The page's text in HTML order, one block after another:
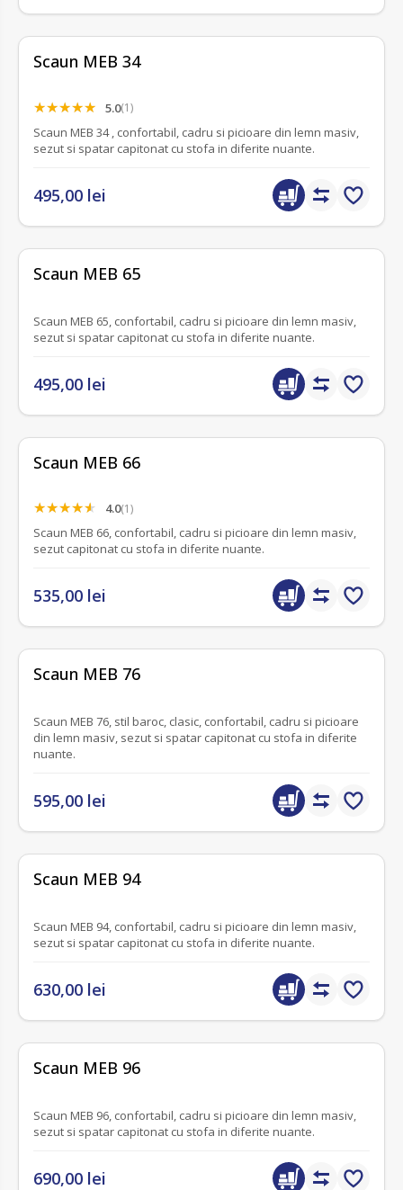
Scaun MEB 34
5.0(1)
Scaun MEB 34 , confortabil, cadru si picioare din lemn masiv,
sezut si spatar capitonat cu stofa in diferite nuante.
495,00 lei
Scaun MEB 65
Scaun MEB 65, confortabil, cadru si picioare din lemn masiv,
sezut si spatar capitonat cu stofa in diferite nuante.
495,00 lei
Scaun MEB 66
4.0(1)
Scaun MEB 66, confortabil, cadru si picioare din lemn masiv,
sezut capitonat cu stofa in diferite nuante.
535,00 lei
Scaun MEB 76
Scaun MEB 76, stil baroc, clasic, confortabil, cadru si picioare
din lemn masiv, sezut si spatar capitonat cu stofa in diferite
nuante.
595,00 lei
Scaun MEB 94
Scaun MEB 94, confortabil, cadru si picioare din lemn masiv,
sezut si spatar capitonat cu stofa in diferite nuante.
630,00 lei
Scaun MEB 96
Scaun MEB 96, confortabil, cadru si picioare din lemn masiv,
sezut si spatar capitonat cu stofa in diferite nuante.
690,00 lei